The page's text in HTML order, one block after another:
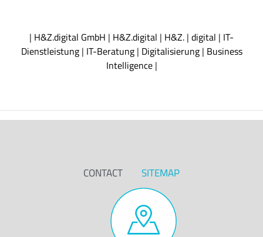
| H&Z.digital GmbH | H&Z.digital | H&Z. | digital | IT-
Dienstleistung| IT-Beratung| Digitalisierung| Business
Intelligence|
CONTACT SITEMAP